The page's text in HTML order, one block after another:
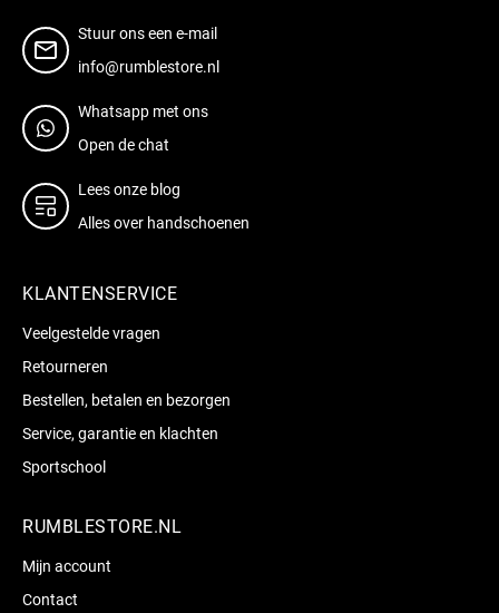
Stuur ons een e-mail
info@rumblestore.nl
Whatsapp met ons
Open de chat
Lees onze blog
Alles over handschoenen
KLANTENSERVICE
Veelgestelde vragen
Retourneren
Bestellen, betalen en bezorgen
Service, garantie en klachten
Sportschool
RUMBLESTORE.NL
Mijn account
Contact